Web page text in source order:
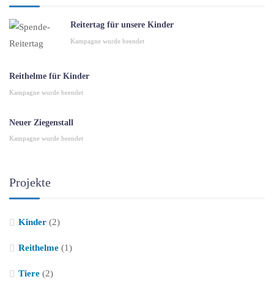
Reitertag für unsere Kinder
Kampagne wurde beendet
Reithelme für Kinder
Kampagne wurde beendet
Neuer Ziegenstall
Kampagne wurde beendet
Projekte
Kinder (2)
Reithelme (1)
Tiere (2)